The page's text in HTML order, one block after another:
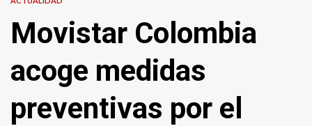
Movistar Colombia
acoge medidas
preventivas por el